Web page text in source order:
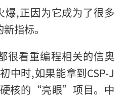
爆,正因为它成为了很多
指标。
很看重编程相关的信奥
中时,如果能拿到CSP-J
核的“亮眼”项目。中